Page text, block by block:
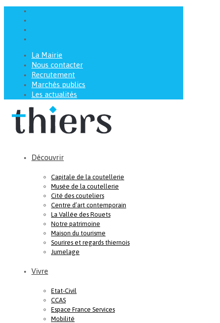
La Mairie
Nous contacter
Recrutement
Marchés publics
Les actualités
Découvrir
Capitale de la coutellerie
Musée de la coutellerie
Cité des couteliers
Centre d’art contemporain
La Vallée des Rouets
Notre patrimoine
Maison du tourisme
Sourires et regards thiernois
Jumelage
Vivre
Etat-Civil
CCAS
Espace France Services
Mobilité